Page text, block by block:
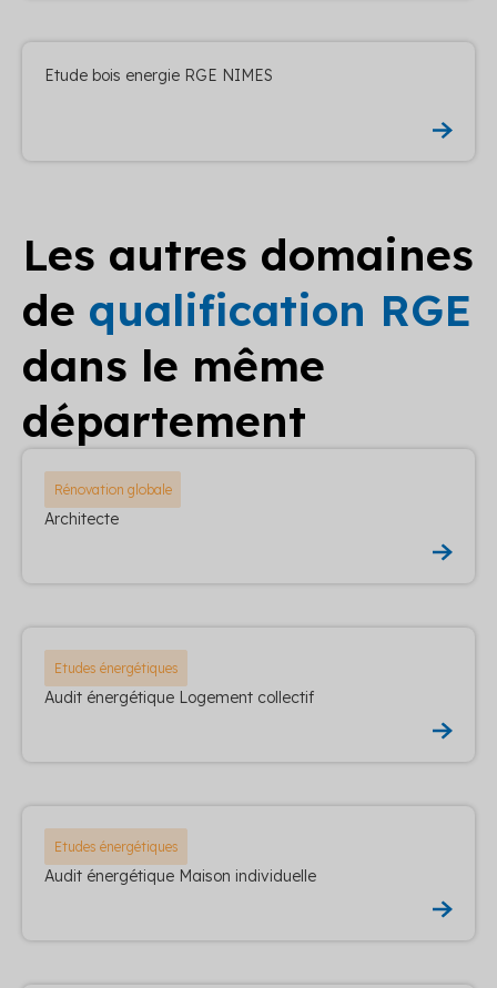
Etude bois energie RGE NIMES
Les autres domaines
de qualification RGE
dans le même
département
Rénovation globale
Architecte
Etudes énergétiques
Audit énergétique Logement collectif
Etudes énergétiques
Audit énergétique Maison individuelle